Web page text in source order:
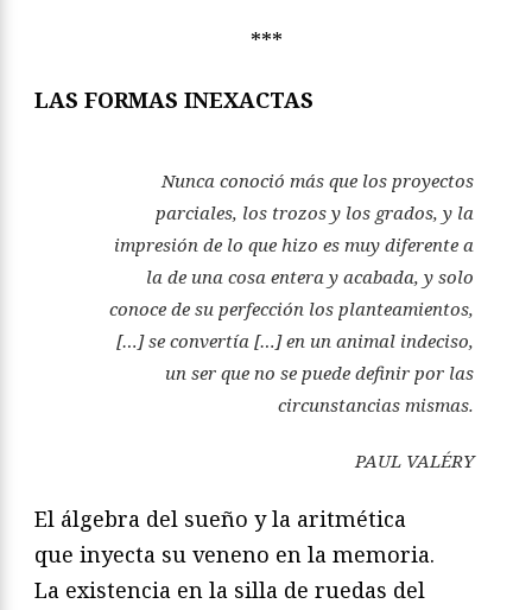
***
LAS FORMAS INEXACTAS
Nunca conoció más que los proyectos
parciales, los trozos y los grados, y la
impresión de lo que hizo es muy diferente a
la de una cosa entera y acabada, y solo
conoce de su perfección los planteamientos,
[…]se convertía […]en un animal indeciso,
un ser que no se puede definir por las
circunstancias mismas.
PAUL VALÉRY
El álgebra del sueño y la aritmética
que inyecta su veneno en la memoria.
La existencia en la silla de ruedas del